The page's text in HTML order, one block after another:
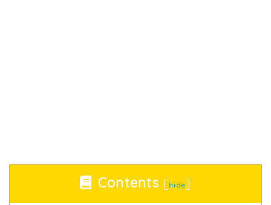
Contents [hide]